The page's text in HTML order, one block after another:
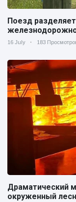
Поезд
16 July 183
Драматический
окруженный